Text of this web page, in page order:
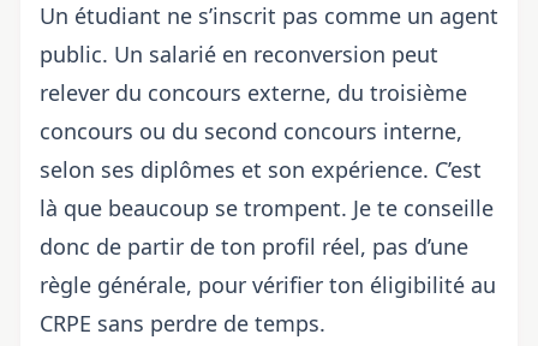
Un étudiant ne s’inscrit pas comme un agent
public. Un salarié en reconversion peut
relever du concours externe, du troisième
concours ou du second concours interne,
selon ses diplômes et son expérience. C’est
là que beaucoup se trompent. Je te conseille
donc de partir de ton profil réel, pas d’une
règle générale, pour vérifier ton éligibilité au
CRPE sans perdre de temps.